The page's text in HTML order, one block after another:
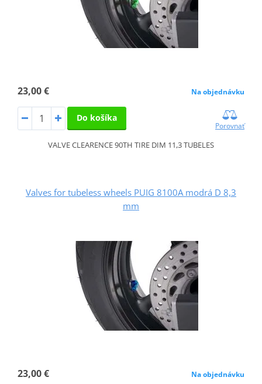
23,00 € Na objednávku
Do košíka
Porovnať
VALVE CLEARENCE 90TH TIRE DIM 11,3 TUBELES
Valves for tubeless wheels PUIG 8100A modrá D 8,3
mm
23,00 € Na objednávku